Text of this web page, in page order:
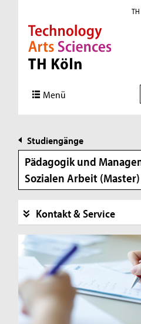
Direkt zur Hauptnavigation
Direkt zur Subnavigation
Direkt zum Inhalt
Direkt zum Fußbereich
Menü
Studiengänge
Pädagogik und
Sozialen Arbeit (Master)
Kontakt & Service